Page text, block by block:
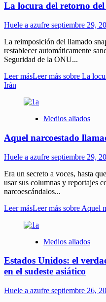
La locura del retorno
Huele a azufre septiembre 29,
La reimposición del llamado
restablecer automáticamente
Seguridad de la ONU...
Leer másLeer más sobre La
Irán
Medios aliados
Aquel narcoestado
Huele a azufre septiembre 29,
Era un secreto a voces, hasta
usar sus columnas y reportajes
narcoescándalos...
Leer másLeer más sobre Aquel
Medios aliados
Estados Unidos: el
en el sudeste asiático
Huele a azufre septiembre 26,